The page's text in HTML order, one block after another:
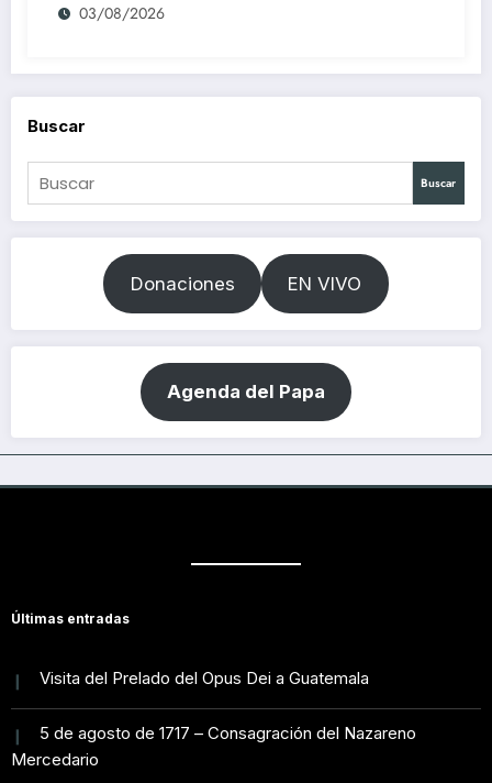
03/08/2026
Buscar
Buscar
Donaciones EN VIVO
Agenda del Papa
Últimas entradas
Visita del Prelado del Opus Dei a Guatemala
5 de agosto de 1717 – Consagración del Nazareno
Mercedario